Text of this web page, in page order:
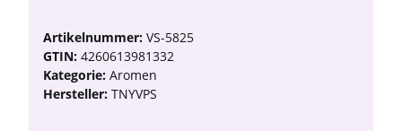
Artikelnummer: VS-5825
GTIN: 4260613981332
Kategorie: Aromen
Hersteller: TNYVPS